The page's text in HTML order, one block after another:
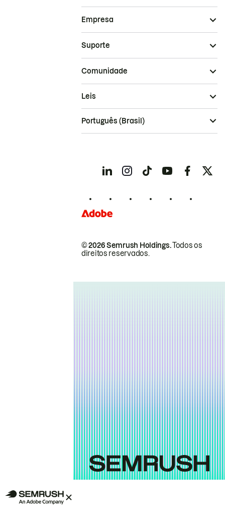
Empresa
Suporte
Comunidade
© 2026 Semrush Holdings.Todos os
direitos reservados.
Leis
Português (Brasil)